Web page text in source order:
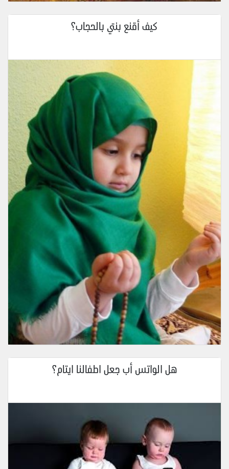
كيف أقنع بنتي بالحجاب؟
هل الواتس أب جعل اطفالنا ايتام؟